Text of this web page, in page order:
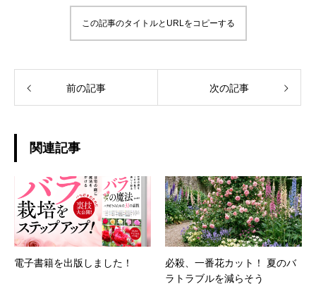
この記事のタイトルとURLをコピーする
前の記事 次の記事
関連記事
電子書籍を出版しました！
必殺、一番花カット！ 夏のバ
ラトラブルを減らそう